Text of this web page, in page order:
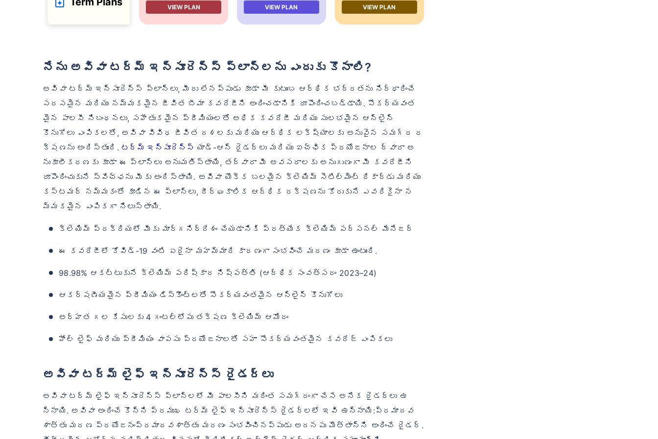
VIEW PLAN VIEW PLAN VIEW PLAN
నేను అవివా టర్మ్ ఇన్సూరెన్స్ ప్లాన్‌లను ఎందుకు కొనాలి?
అవివా టర్మ్ ఇన్సూరెన్స్ ప్లాన్‌లు, మీరు లేనప్పుడు కూడా మీ కుటుంబ ఆర్థిక భద్రతను నిర్ధారించే
సరసమైన మరియు నమ్మకమైన జీవిత బీమా కవరేజీని అందించడానికి రూపొందించబడ్డాయి. సౌకర్యవంత
మైన పాలసీ నిబంధనలు, సహేతుకమైన ప్రీమియంలతో అధిక కవరేజీ మరియు సులభమైన ఆన్‌లైన్
కొనుగోలు ఎంపికలతో, అవివా వివిధ జీవిత దశలకు మరియు ఆర్థిక లక్ష్యాలకు అనువైన సమగ్ర ర
క్షణను అందిస్తుంది. టర్మ్ ఇన్సూరెన్స్ యాడ్-ఆన్ రైడర్‌లు మరియు ఐచ్ఛిక ప్రయోజనాల ద్వారా అ
నుకూలీకరణకు కూడా ఈ ప్లాన్‌లు అనుమతిస్తాయి, తద్వారా మీ అవసరాలకు అనుగుణంగా మీ కవరేజీని
రూపొందించుకునే స్వేచ్ఛను మీకు అందిస్తాయి. అవివా యొక్క బలమైన క్లెయిమ్ సెటిల్‌మెంట్ రికార్డు మరియు
కస్టమర్ నమ్మకంతో కూడిన ఈ ప్లాన్‌లు, దీర్ఘకాలిక ఆర్థిక రక్షణను కోరుకునే ఎవరికైనా న
మ్మకమైన ఎంపికగా నిలుస్తాయి.
క్లెయిమ్ ప్రక్రియలో మీకు మార్గనిర్దేశం చేయడానికి ప్రత్యేక క్లెయిమ్ పర్సనల్ మేనేజర్
ఈ కవరేజీలో కోవిడ్-19 వంటి ఏదైనా మహమ్మారి కారణంగా సంభవించే మరణం కూడా ఉంటుంది.
98.98% ఆకట్టుకునే క్లెయిమ్ పరిష్కార నిష్పత్తి (ఆర్థిక సంవత్సరం 2023–24)
ఆకర్షణీయమైన ప్రీమియం డిస్కౌంట్లతో సౌకర్యవంతమైన ఆన్‌లైన్ కొనుగోలు
అర్హత గల కేసులకు 4 గంటల్లోపు తక్షణ క్లెయిమ్ ఆమోదం
హోల్ లైఫ్ మరియు ప్రీమియం వాపసు ప్రయోజనాలతో సహా సౌకర్యవంతమైన కవరేజ్ ఎంపికలు
అవివా టర్మ్ లైఫ్ ఇన్సూరెన్స్ రైడర్లు
అవివా టర్మ్ లైఫ్ ఇన్సూరెన్స్ ప్లాన్‌లలో మీ పాలసీని మరింత సమగ్రంగా చేసే అనేక రైడర్‌లు ఉ
న్నాయి. అవివా అందించే కొన్ని ప్రముఖ టర్మ్ లైఫ్ ఇన్సూరెన్స్ రైడర్‌లలో ఇవి ఉన్నాయి:ప్రమాదవ
శాత్తు మరణ ప్రయోజనంప్రమాదవశాత్తు మరణం సంభవించినప్పుడు అదనపు మొత్తాన్ని అందించే రైడర్.